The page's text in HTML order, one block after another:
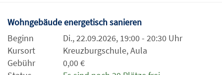
Wohngebäude energetisch sanieren
Beginn
Di., 22.09.2026, 19:00 - 20:30 Uhr
Kursort
Kreuzburgschule, Aula
Gebühr
0,00 €